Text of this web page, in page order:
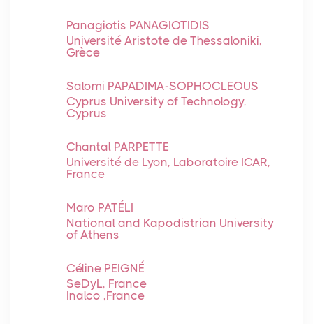
Panagiotis PANAGIOTIDIS
Université Aristote de Thessaloniki,
Grèce
Salomi PAPADIMA-SOPHOCLEOUS
Cyprus University of Technology,
Cyprus
Chantal PARPETTE
Université de Lyon, Laboratoire ICAR,
France
Maro PATÉLI
National and Kapodistrian University
of Athens
Céline PEIGNÉ
SeDyL, France
Inalco ,France